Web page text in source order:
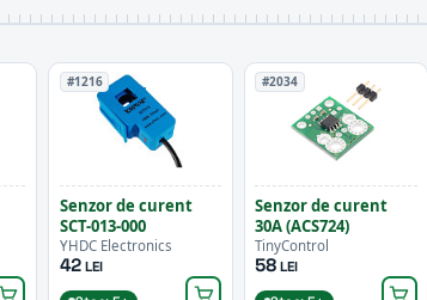
#1216
Senzor de curent
SCT-013-000
YHDC Electronics
42LEI
#2034
Senzor de curent
30A (ACS724)
TinyControl
58 LEI